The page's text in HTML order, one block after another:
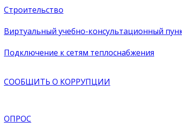
Строительство
Виртуальный учебно-консультационный
Подключение к сетям теплоснабжения
СООБЩИТЬ О КОРРУПЦИИ
ОПРОС